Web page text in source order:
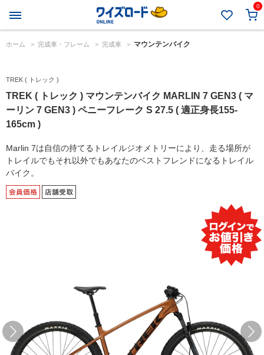
0
ホーム > 完成車・フレーム > 完成車 > マウンテンバイク
TREK ( トレック )
TREK ( トレック ) マウンテンバイク MARLIN 7 GEN3 ( マ
ーリン 7 GEN3 ) ペニーフレーク S 27.5 ( 適正身長155-
165cm )
Marlin 7は自信の持てるトレイルジオメトリーにより、走る場所が
トレイルでもそれ以外でもあなたのベストフレンドになるトレイル
バイク。